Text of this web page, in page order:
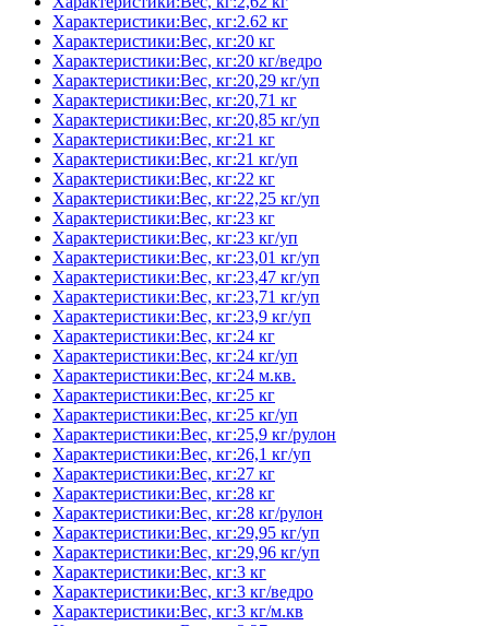
Характеристики:Вес, кг:2.62 кг
Характеристики:Вес, кг:20 кг
Характеристики:Вес, кг:20 кг/ведро
Характеристики:Вес, кг:20,29 кг/уп
Характеристики:Вес, кг:20,71 кг
Характеристики:Вес, кг:20,85 кг/уп
Характеристики:Вес, кг:21 кг
Характеристики:Вес, кг:21 кг/уп
Характеристики:Вес, кг:22 кг
Характеристики:Вес, кг:22,25 кг/уп
Характеристики:Вес, кг:23 кг
Характеристики:Вес, кг:23 кг/уп
Характеристики:Вес, кг:23,01 кг/уп
Характеристики:Вес, кг:23,47 кг/уп
Характеристики:Вес, кг:23,71 кг/уп
Характеристики:Вес, кг:23,9 кг/уп
Характеристики:Вес, кг:24 кг
Характеристики:Вес, кг:24 кг/уп
Характеристики:Вес, кг:24 м.кв.
Характеристики:Вес, кг:25 кг
Характеристики:Вес, кг:25 кг/уп
Характеристики:Вес, кг:25,9 кг/рулон
Характеристики:Вес, кг:26,1 кг/уп
Характеристики:Вес, кг:27 кг
Характеристики:Вес, кг:28 кг
Характеристики:Вес, кг:28 кг/рулон
Характеристики:Вес, кг:29,95 кг/уп
Характеристики:Вес, кг:29,96 кг/уп
Характеристики:Вес, кг:3 кг
Характеристики:Вес, кг:3 кг/ведро
Характеристики:Вес, кг:3 кг/м.кв